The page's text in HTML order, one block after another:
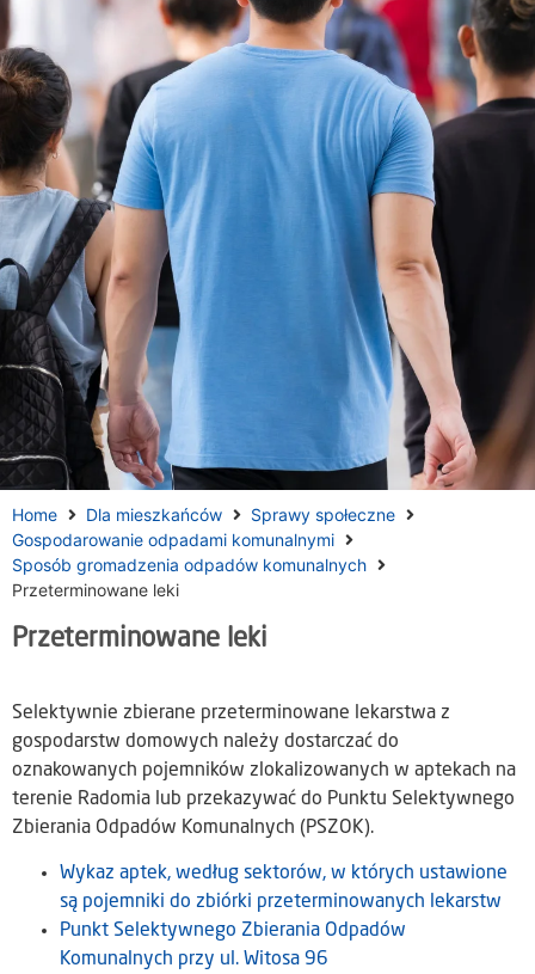
Home Dla mieszkańców
Sprawy społeczne
Gospodarowanie odpadami komunalnymi
Sposób gromadzenia odpadów komunalnych
Przeterminowane leki
Przeterminowane leki
Selektywnie zbierane przeterminowane lekarstwa z
gospodarstw domowych należy dostarczać do
oznakowanych pojemników zlokalizowanych w aptekach na
terenie Radomia lub przekazywać do Punktu Selektywnego
Zbierania Odpadów Komunalnych (PSZOK).
Wykaz aptek, według sektorów, w których ustawione
są pojemniki do zbiórki przeterminowanych lekarstw
Punkt Selektywnego Zbierania Odpadów
Komunalnych przy ul. Witosa 96